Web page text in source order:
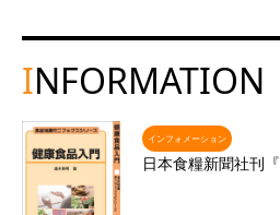
INFORMATION
インフォメーション
日本食糧新聞社刊